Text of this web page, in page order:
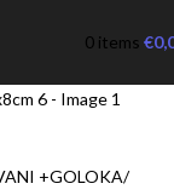
0 items €
+GOLOKA